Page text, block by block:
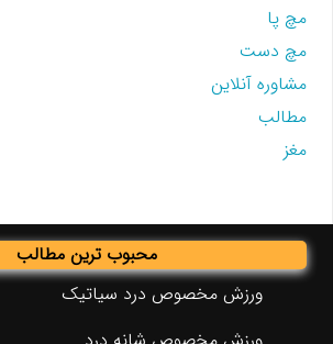
مچ پا
مچ دست
مشاوره آنلاین
مطالب
مغز
محبوب ترین مطالب
ورزش مخصوص درد سیاتیک